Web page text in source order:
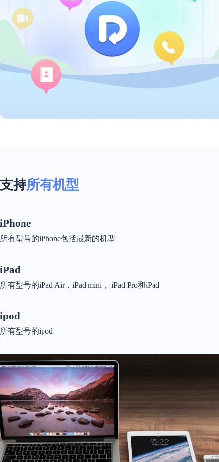
支持所有机型
iPhone
所有型号的iPhone包括最新的机型
iPad
所有型号的iPad Air，iPad mini， iPad Pro和iPad
ipod
所有型号的ipod